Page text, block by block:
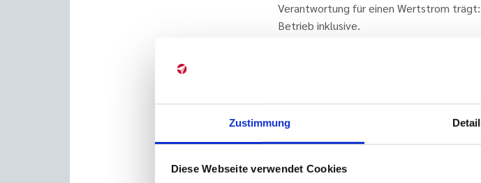
Zustimmung
Diese Webseite verwendet Cookies
Verantwortung für einen Wertstrom
Betrieb inklusive.
Skelton & Manuel Pais). Teams werden
produktive, autonome Einheiten, die
können.